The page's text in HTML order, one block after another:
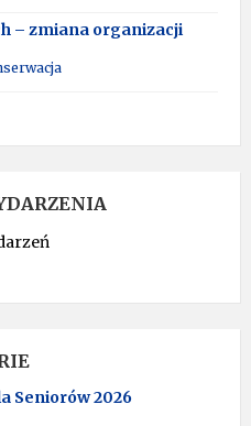
– zmiana organizacji
Seniorów 2026